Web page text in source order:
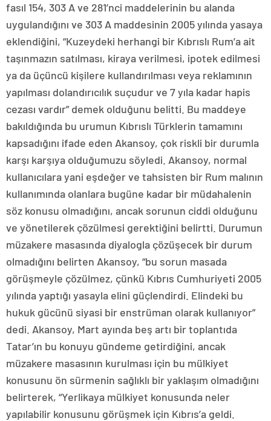
fasıl 154, 303 A ve 281’nci maddelerinin bu alanda
uygulandığını ve 303 A maddesinin 2005 yılında yasaya
eklendiğini, “Kuzeydeki herhangi bir Kıbrıslı Rum’a ait
taşınmazın satılması, kiraya verilmesi, ipotek edilmesi
ya da üçüncü kişilere kullandırılması veya reklamının
yapılması dolandırıcılık suçudur ve 7 yıla kadar hapis
cezası vardır” demek olduğunu belitti. Bu maddeye
bakıldığında bu urumun Kıbrıslı Türklerin tamamını
kapsadığını ifade eden Akansoy, çok riskli bir durumla
karşı karşıya olduğumuzu söyledi. Akansoy, normal
kullanıcılara yani eşdeğer ve tahsisten bir Rum malının
kullanımında olanlara bugüne kadar bir müdahalenin
söz konusu olmadığını, ancak sorunun ciddi olduğunu
ve yönetilerek çözülmesi gerektiğini belirtti. Durumun
müzakere masasında diyalogla çözüşecek bir durum
olmadığını belirten Akansoy, “bu sorun masada
görüşmeyle çözülmez, çünkü Kıbrıs Cumhuriyeti 2005
yılında yaptığı yasayla elini güçlendirdi. Elindeki bu
hukuk gücünü siyasi bir enstrüman olarak kullanıyor”
dedi. Akansoy, Mart ayında beş artı bir toplantıda
Tatar’ın bu konuyu gündeme getirdiğini, ancak
müzakere masasının kurulması için bu mülkiyet
konusunu ön sürmenin sağlıklı bir yaklaşım olmadığını
belirterek, “Yerlikaya mülkiyet konusunda neler
yapılabilir konusunu görüşmek için Kıbrıs’a geldi.